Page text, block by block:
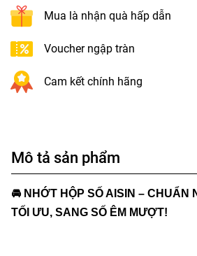
Mua là nhận quà hấp dẫn
Voucher ngập tràn
Cam kết chính hãng
Mô tả sản phẩm
🚘 NHỚT HỘP SỐ AISIN – CHUẨN
TỐI ƯU, SANG SỐ ÊM MƯỢT!